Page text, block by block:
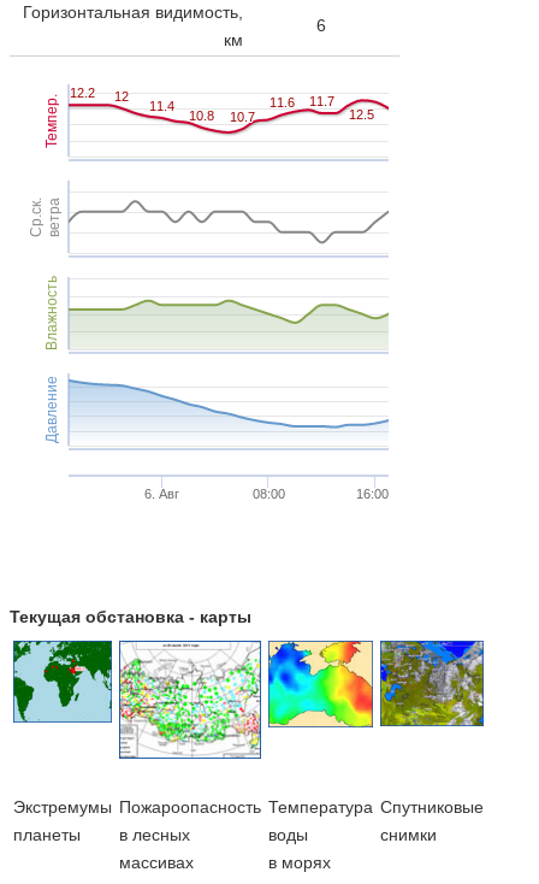
Горизонтальная видимость,
км
6
Темпер.
Ср.ск.ветра
Влажность
Давление
12.2
12.2 12
12
11.4
11.4
10.8
10.8 10.7
10.7
11.6
11.6 11.7
11.7
12.5
12.5
6. Авг 08:00 16:00
Текущая обстановка - карты
Экстремумы
планеты
Пожароопасность
в лесных
массивах
Температура
воды
в морях
Cпутниковые
снимки